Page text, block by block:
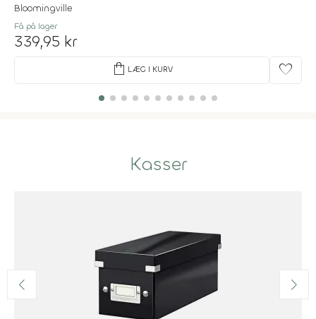
Bloomingville
Få på lager
339,95 kr
shopping_bag LÆG I KURV favorite
Kasser